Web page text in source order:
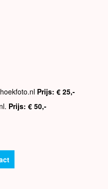
Prijs: € 25,-
Prijs: € 50,-